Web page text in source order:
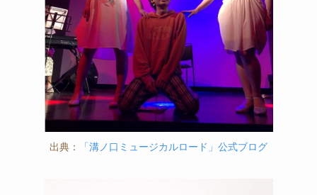
出典： 「溝ノ口ミュージカルロード」公式ブログ